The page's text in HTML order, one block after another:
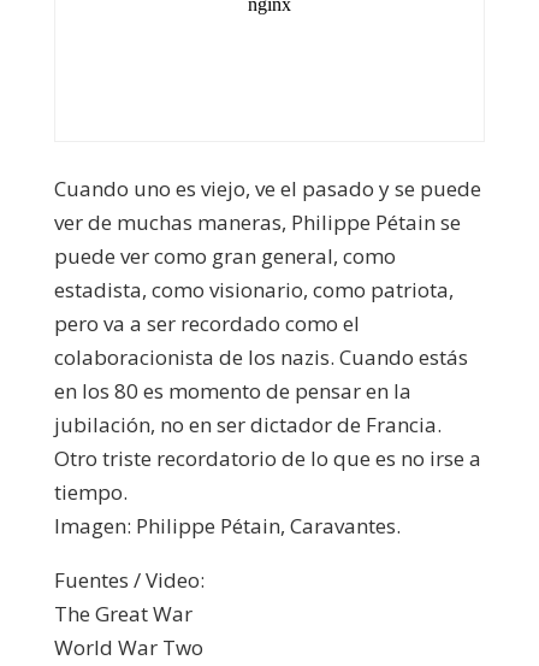
Cuando uno es viejo, ve el pasado y se puede
ver de muchas maneras, Philippe Pétain se
puede ver como gran general, como
estadista, como visionario, como patriota,
pero va a ser recordado como el
colaboracionista de los nazis. Cuando estás
en los 80 es momento de pensar en la
jubilación, no en ser dictador de Francia.
Otro triste recordatorio de lo que es no irse a
tiempo.
Imagen: Philippe Pétain, Caravantes.
Fuentes / Video:
The Great War
World War Two